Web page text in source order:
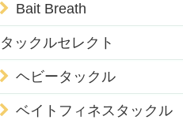
Bait Breath
タックルセレクト
ヘビータックル
ベイトフィネスタックル